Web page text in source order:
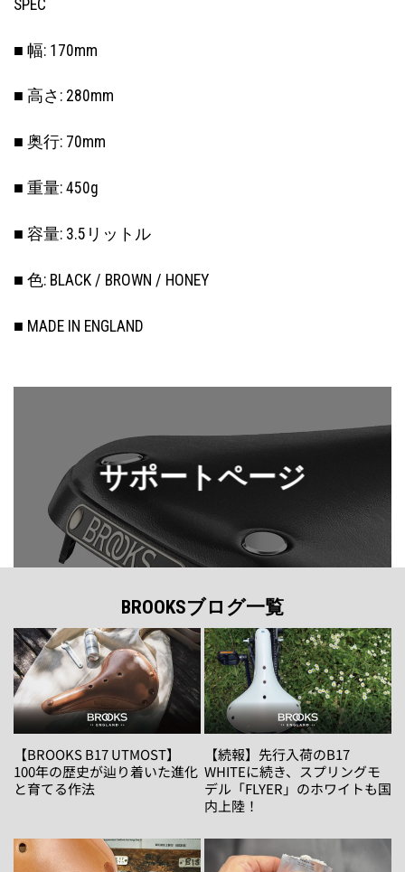
SPEC
■ 幅: 170mm
■ 高さ: 280mm
■ 奥行: 70mm
■ 重量: 450g
■ 容量: 3.5リットル
■ 色: BLACK / BROWN / HONEY
■ MADE IN ENGLAND
サポートページ
BROOKSブログ一覧
【BROOKS B17 UTMOST】
100年の歴史が辿り着いた進化
と育てる作法
【続報】先行入荷のB17
WHITEに続き、スプリングモ
デル「FLYER」のホワイトも国
内上陸！